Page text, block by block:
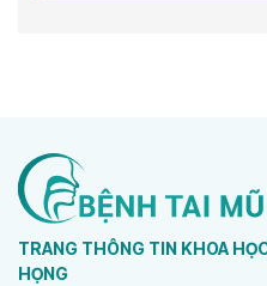
TRANG THÔNG TIN KHOA
HỌNG